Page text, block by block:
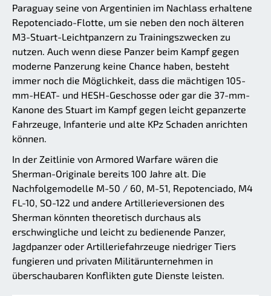
Paraguay seine von Argentinien im Nachlass erhaltene
Repotenciado-Flotte, um sie neben den noch älteren
M3-Stuart-Leichtpanzern zu Trainingszwecken zu
nutzen. Auch wenn diese Panzer beim Kampf gegen
moderne Panzerung keine Chance haben, besteht
immer noch die Möglichkeit, dass die mächtigen 105-
mm-HEAT- und HESH-Geschosse oder gar die 37-mm-
Kanone des Stuart im Kampf gegen leicht gepanzerte
Fahrzeuge, Infanterie und alte KPz Schaden anrichten
können.
In der Zeitlinie von Armored Warfare wären die
Sherman-Originale bereits 100 Jahre alt. Die
Nachfolgemodelle M-50 / 60, M-51, Repotenciado, M4
FL-10, SO-122 und andere Artillerieversionen des
Sherman könnten theoretisch durchaus als
erschwingliche und leicht zu bedienende Panzer,
Jagdpanzer oder Artilleriefahrzeuge niedriger Tiers
fungieren und privaten Militärunternehmen in
überschaubaren Konflikten gute Dienste leisten.